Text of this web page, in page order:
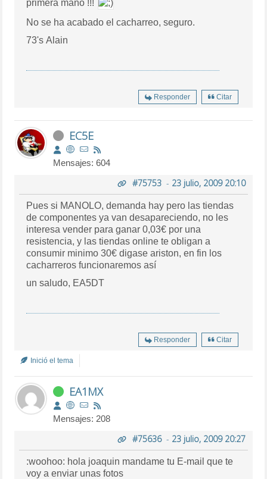
primera mano !!!
No se ha acabado el cacharreo, seguro.
73's Alain
Responder Citar
EC5E
Mensajes: 604
#75753- 23 julio, 2009 20:10
Pues si MANOLO, demanda hay pero las tiendas
de componentes ya van desapareciendo, no les
interesa vender para ganar 0,03€ por una
resistencia, y las tiendas online te obligan a
consumir minimo 30€ digase ariston, en fin los
cacharreros funcionaremos así
un saludo, EA5DT
Responder Citar
Inició el tema
EA1MX
Mensajes: 208
#75636- 23 julio, 2009 20:27
:woohoo: hola joaquin mandame tu E-mail que te
voy a enviar unas fotos